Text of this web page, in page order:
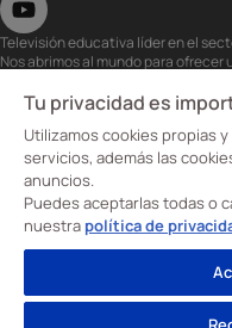
Televisión educativa líder en el
Nos abrimos al mundo para
eventos, masterclass y recursos
Utiliza esta plataforma para tu
para conseguir o mejorar tu empleo.
Te invitamos a conocer nuestro
quieras.
Davante Play.
Oposiciones
Formación profesional
Tu privacidad es
Utilizamos cookies propias
servicios, además las
anuncios.
Puedes aceptarlas todas o
nuestra política de